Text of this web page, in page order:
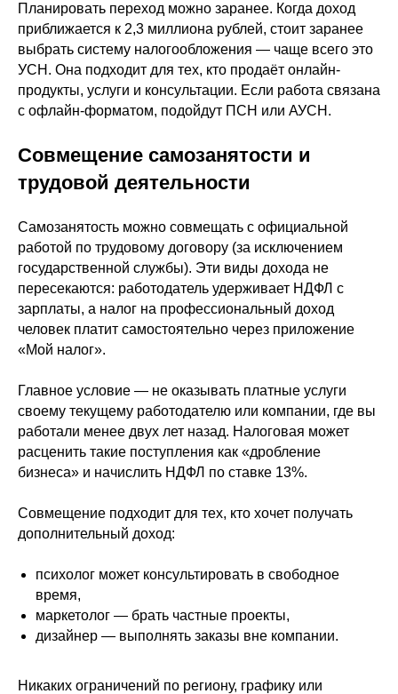
Планировать переход можно заранее. Когда доход
приближается к 2,3 миллиона рублей, стоит заранее
выбрать систему налогообложения — чаще всего это
УСН. Она подходит для тех, кто продаёт онлайн-
продукты, услуги и консультации. Если работа связана
с офлайн-форматом, подойдут ПСН или АУСН.
Совмещение самозанятости и
трудовой деятельности
Самозанятость можно совмещать с официальной
работой по трудовому договору (за исключением
государственной службы). Эти виды дохода не
пересекаются: работодатель удерживает НДФЛ с
зарплаты, а налог на профессиональный доход
человек платит самостоятельно через приложение
«Мой налог».
Главное условие — не оказывать платные услуги
своему текущему работодателю или компании, где вы
работали менее двух лет назад. Налоговая может
расценить такие поступления как «дробление
бизнеса» и начислить НДФЛ по ставке 13%.
Совмещение подходит для тех, кто хочет получать
дополнительный доход:
психолог может консультировать в свободное
время,
маркетолог — брать частные проекты,
дизайнер — выполнять заказы вне компании.
Никаких ограничений по региону, графику или
минут. От покупателя нужны только
паспортные данные и номер
телефона. Никаких визитов в офис и
бумажных документов не требуется.
Решение от банка приходит в течение
нескольких минут.
следующий рабочий день после
сделки. Покупатель погашает
LeadPay формирует чек, передаёт
данные в налоговую и фиксирует
оплату как доход по НПД.
Для клиента это удобный способ
купить продукт без переплаты, а для
самозанятого — снизить количество
отказов из-за цены, увеличить средний
→Узнать подробнее
Как автоматизировать
продажи?
Когда клиент оплачивает продукт или
услугу, сервис формирует чек и
отправляет его клиенту, а данные
передаёт в налоговую. Самозанятому
конце месяца.